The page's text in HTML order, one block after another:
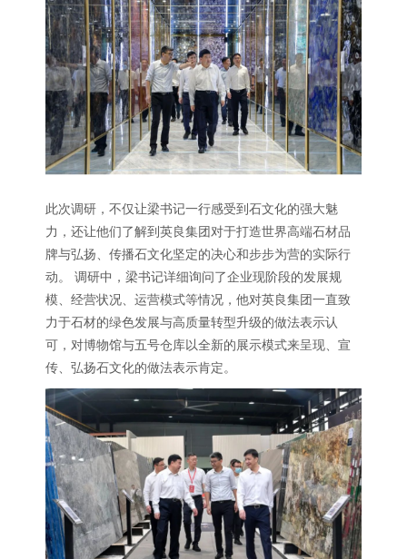
此次调研，不仅让梁书记一行感受到石文化的强大魅
力，还让他们了解到英良集团对于打造世界高端石材品
牌与弘扬、传播石文化坚定的决心和步步为营的实际行
动。 调研中，梁书记详细询问了企业现阶段的发展规
模、经营状况、运营模式等情况，他对英良集团一直致
力于石材的绿色发展与高质量转型升级的做法表示认
可，对博物馆与五号仓库以全新的展示模式来呈现、宣
传、弘扬石文化的做法表示肯定。